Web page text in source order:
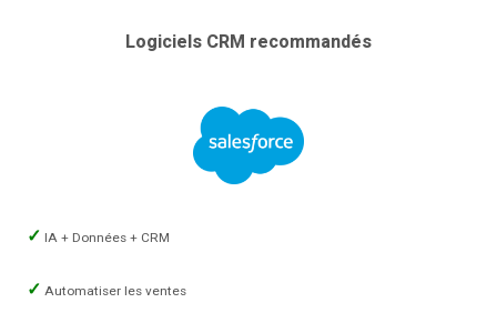
Logiciels CRM recommandés
IA + Données + CRM
Automatiser les ventes